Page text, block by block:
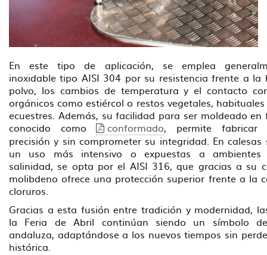
En este tipo de aplicación, se emplea
inoxidable tipo AISI 304 por su resistencia frente a la
polvo, los cambios de temperatura y el contacto
orgánicos como estiércol o restos vegetales,
ecuestres. Además, su facilidad para ser moldeado en
conocido como
conformado, permite fabricar
precisión y sin comprometer su integridad. En calesas
un uso más intensivo o expuestas a ambientes
salinidad, se opta por el AISI 316, que gracias a su
molibdeno ofrece una protección superior frente a la
cloruros.
Gracias a esta fusión entre tradición y modernidad,
la Feria de Abril continúan siendo un símbolo
andaluza, adaptándose a los nuevos tiempos sin
histórica.